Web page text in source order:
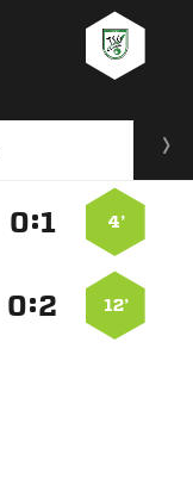
4’
:
12’
: